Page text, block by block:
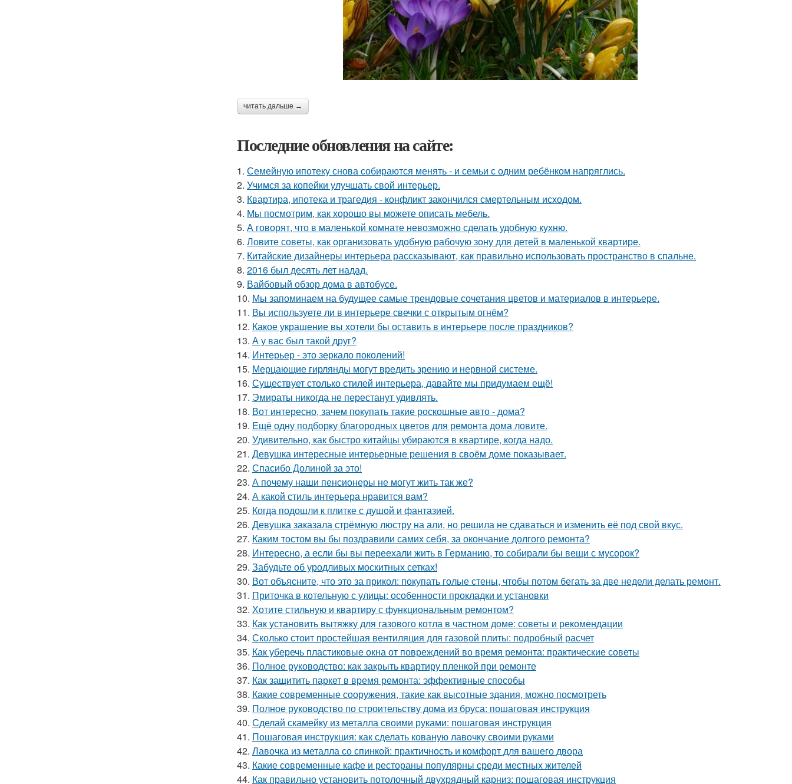
читать дальше →
Последние обновления на сайте:
1. Семейную ипотеку снова собираются менять - и семьи с одним ребёнком напряглись.
2. Учимся за копейки улучшать свой интерьер.
3. Квартира, ипотека и трагедия - конфликт закончился смертельным исходом.
4. Мы посмотрим, как хорошо вы можете описать мебель.
5. А говорят, что в маленькой комнате невозможно сделать удобную кухню.
6. Ловите советы, как организовать удобную рабочую зону для детей в маленькой квартире.
7. Китайские дизайнеры интерьера рассказывают, как правильно использовать пространство в спальне.
8. 2016 был десять лет надад.
9. Вайбовый обзор дома в автобусе.
10. Мы запоминаем на будущее самые трендовые сочетания цветов и материалов в интерьере.
11. Вы используете ли в интерьере свечки с открытым огнём?
12. Какое украшение вы хотели бы оставить в интерьере после праздников?
13. А у вас был такой друг?
14. Интерьер - это зеркало поколений!
15. Мерцающие гирлянды могут вредить зрению и нервной системе.
16. Существует столько стилей интерьера, давайте мы придумаем ещё!
17. Эмираты никогда не перестанут удивлять.
18. Вот интересно, зачем покупать такие роскошные авто - дома?
19. Ещё одну подборку благородных цветов для ремонта дома ловите.
20. Удивительно, как быстро китайцы убираются в квартире, когда надо.
21. Девушка интересные интерьерные решения в своём доме показывает.
22. Спасибо Долиной за это!
23. А почему наши пенсионеры не могут жить так же?
24. А какой стиль интерьера нравится вам?
25. Когда подошли к плитке с душой и фантазией.
26. Девушка заказала стрёмную люстру на али, но решила не сдаваться и изменить её под свой вкус.
27. Каким тостом вы бы поздравили самих себя, за окончание долгого ремонта?
28. Интересно, а если бы вы переехали жить в Германию, то собирали бы вещи с мусорок?
29. Забудьте об уродливых москитных сетках!
30. Вот объясните, что это за прикол: покупать голые стены, чтобы потом бегать за две недели делать ремонт.
31. Приточка в котельную с улицы: особенности прокладки и установки
32. Хотите стильную и квартиру с функциональным ремонтом?
33. Как установить вытяжку для газового котла в частном доме: советы и рекомендации
34. Сколько стоит простейшая вентиляция для газовой плиты: подробный расчет
35. Как уберечь пластиковые окна от повреждений во время ремонта: практические советы
36. Полное руководство: как закрыть квартиру пленкой при ремонте
37. Как защитить паркет в время ремонта: эффективные способы
38. Какие современные сооружения, такие как высотные здания, можно посмотреть
39. Полное руководство по строительству дома из бруса: пошаговая инструкция
40. Сделай скамейку из металла своими руками: пошаговая инструкция
41. Пошаговая инструкция: как сделать кованую лавочку своими руками
42. Лавочка из металла со спинкой: практичность и комфорт для вашего двора
43. Какие современные кафе и рестораны популярны среди местных жителей
44. Как правильно установить потолочный двухрядный карниз: пошаговая инструкция